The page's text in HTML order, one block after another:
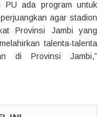
PU ada program untuk
agar stadion
Provinsi Jambi yang
talenta-talenta
di Provinsi Jambi,”